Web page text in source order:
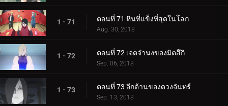
1 - 71 ตอนที่ 71 หินที่แข็งที่สุดในโลก
Aug. 30, 2018
1 - 72 ตอนที่ 72 เจตจำนงของมิตสึกิ
Sep. 06, 2018
1 - 73 ตอนที่ 73 อีกด้านของดวงจันทร์
Sep. 13, 2018